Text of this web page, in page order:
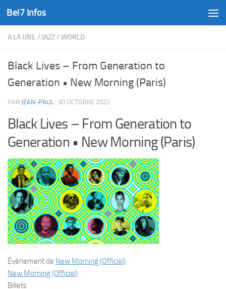
Skip to content
Bel7 Infos
A LA UNE / JAZZ/WORLD
Black Lives – From Generation to
Generation • New Morning (Paris)
PAR JEAN-PAUL · 30 OCTOBRE 2022
Black Lives – From Generation to
Generation • New Morning (Paris)
Évènement de New Morning (Officiel)
New Morning (Officiel)
Billets